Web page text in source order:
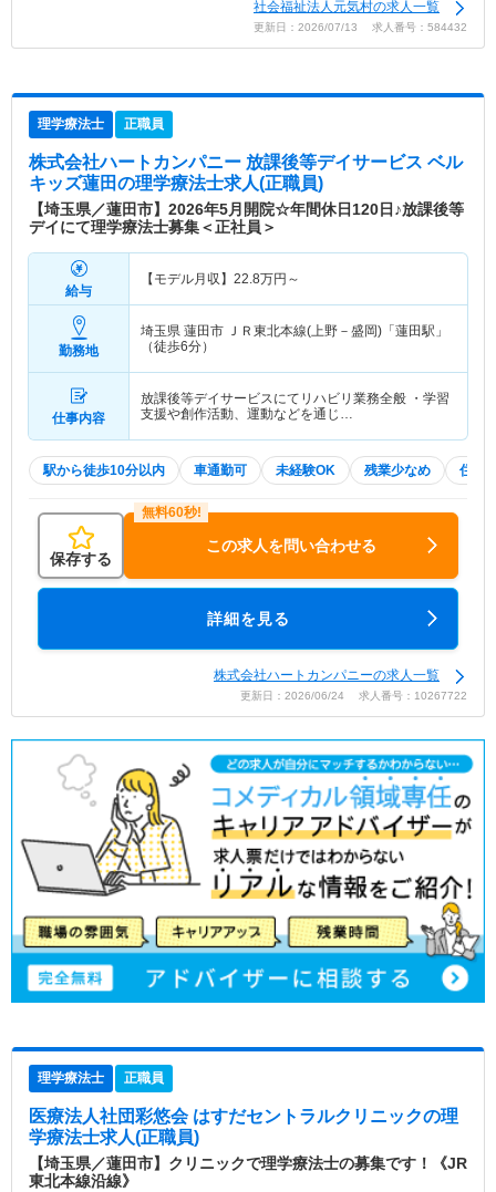
社会福祉法人元気村の求人一覧
更新日：2026/07/13 求人番号：584432
理学療法士 正職員
株式会社ハートカンパニー 放課後等デイサービス ベル
キッズ蓮田の理学療法士求人(正職員)
【埼玉県／蓮田市】2026年5月開院☆年間休日120日♪放課後等
デイにて理学療法士募集＜正社員＞
給与
【モデル月収】 22.8万円～
勤務地
埼玉県 蓮田市 ＪＲ東北本線(上野－盛岡)「蓮田駅」
（徒歩6分）
仕事内容
放課後等デイサービスにてリハビリ業務全般 ・学習
支援や創作活動、運動などを通じ…
駅から徒歩10分以内 車通勤可 未経験OK 残業少なめ 住宅
保存する
この求人を問い合わせる
詳細を見る
株式会社ハートカンパニーの求人一覧
更新日：2026/06/24 求人番号：10267722
理学療法士 正職員
医療法人社団彩悠会 はすだセントラルクリニックの理
学療法士求人(正職員)
【埼玉県／蓮田市】クリニックで理学療法士の募集です！《JR
東北本線沿線》